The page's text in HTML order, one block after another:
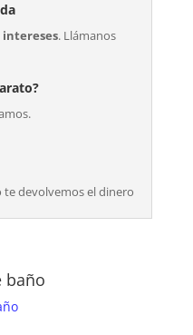
intereses. Llámanos
te devolvemos el dinero
baño